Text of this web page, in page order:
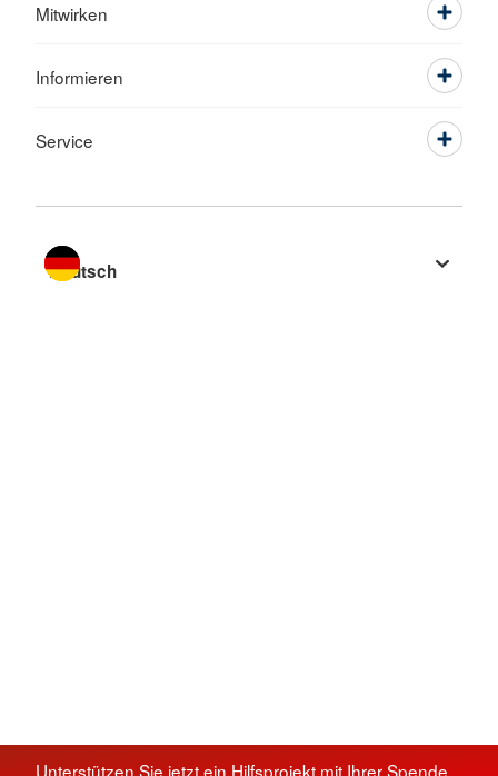
Unterstützen Sie jetzt ein Hilfsprojekt mit Ihrer Spende
Mitwirken
Informieren
Service
Sprache wechseln zu